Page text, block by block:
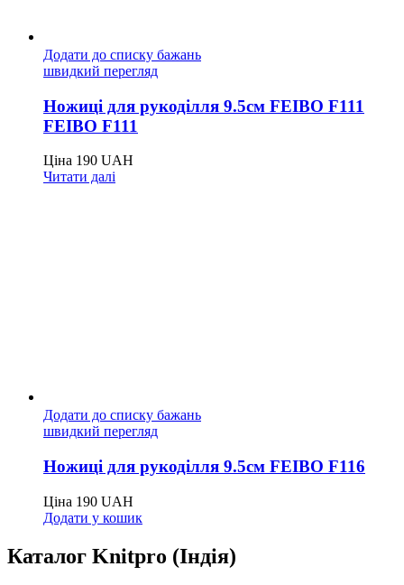
Додати до списку бажань
швидкий перегляд
Ножиці для рукоділля 9.5см FEIBO F111
FEIBO F111
Ціна 190 UAH
Читати далі
Додати до списку бажань
швидкий перегляд
Ножиці для рукоділля 9.5см FEIBO F116
Ціна 190 UAH
Додати у кошик
Каталог Knitpro (Індія)